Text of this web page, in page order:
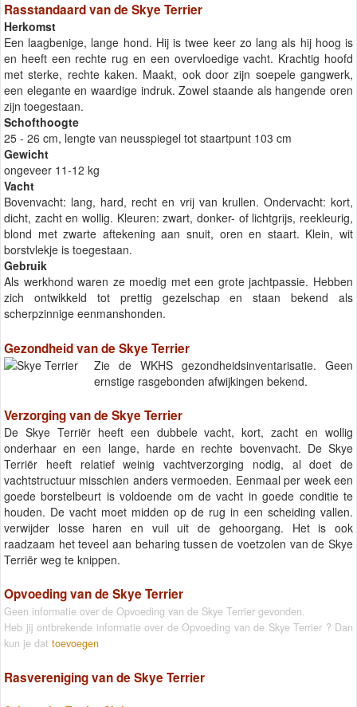
Rasstandaard van de Skye Terrier
Herkomst
Een laagbenige, lange hond. Hij is twee keer zo lang als hij hoog is
en heeft een rechte rug en een overvloedige vacht. Krachtig hoofd
met sterke, rechte kaken. Maakt, ook door zijn soepele gangwerk,
een elegante en waardige indruk. Zowel staande als hangende oren
zijn toegestaan.
Schofthoogte
25 - 26 cm, lengte van neusspiegel tot staartpunt 103 cm
Gewicht
ongeveer 11-12 kg
Vacht
Bovenvacht: lang, hard, recht en vrij van krullen. Ondervacht: kort,
dicht, zacht en wollig. Kleuren: zwart, donker- of lichtgrijs, reekleurig,
blond met zwarte aftekening aan snuit, oren en staart. Klein, wit
borstvlekje is toegestaan.
Gebruik
Als werkhond waren ze moedig met een grote jachtpassie. Hebben
zich ontwikkeld tot prettig gezelschap en staan bekend als
scherpzinnige eenmanshonden.
Gezondheid van de Skye Terrier
Zie de WKHS gezondheidsinventarisatie. Geen
ernstige rasgebonden afwijkingen bekend.
Verzorging van de Skye Terrier
De Skye Terriër heeft een dubbele vacht, kort, zacht en wollig
onderhaar en een lange, harde en rechte bovenvacht. De Skye
Terriër heeft relatief weinig vachtverzorging nodig, al doet de
vachtstructuur misschien anders vermoeden. Eenmaal per week een
goede borstelbeurt is voldoende om de vacht in goede conditie te
houden. De vacht moet midden op de rug in een scheiding vallen.
verwijder losse haren en vuil uit de gehoorgang. Het is ook
raadzaam het teveel aan beharing tussen de voetzolen van de Skye
Terriër weg te knippen.
Opvoeding van de Skye Terrier
Geen informatie over de Opvoeding van de Skye Terrier gevonden.
Heb jij ontbrekende informatie over de Opvoeding van de Skye Terrier ? Dan
kun je dat toevoegen
Rasvereniging van de Skye Terrier